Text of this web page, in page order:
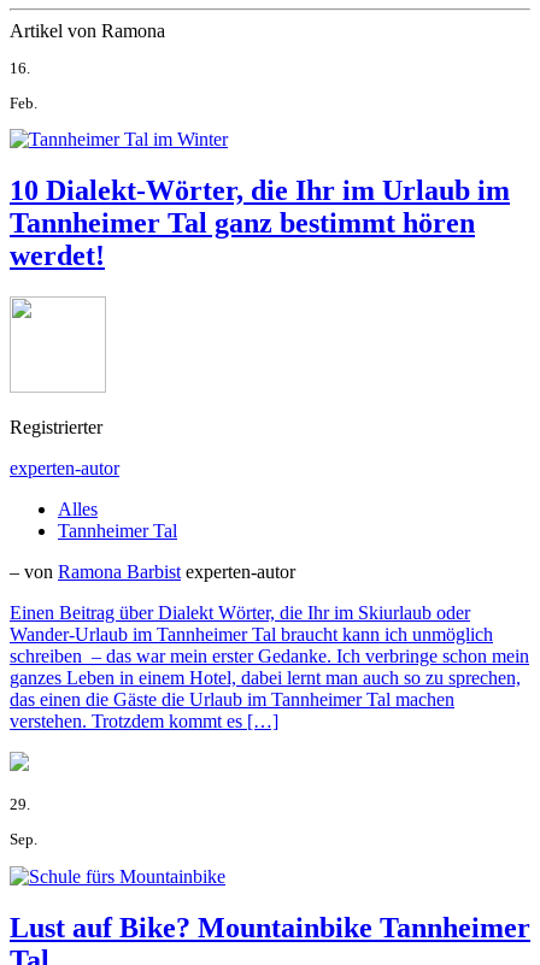
Artikel von Ramona
16.
Feb.
10 Dialekt-Wörter, die Ihr im Urlaub im
Tannheimer Tal ganz bestimmt hören
werdet!
Registrierter
experten-autor
Alles
Tannheimer Tal
– von Ramona Barbist experten-autor
Einen Beitrag über Dialekt Wörter, die Ihr im Skiurlaub oder
Wander-Urlaub im Tannheimer Tal braucht kann ich unmöglich
schreiben – das war mein erster Gedanke. Ich verbringe schon mein
ganzes Leben in einem Hotel, dabei lernt man auch so zu sprechen,
das einen die Gäste die Urlaub im Tannheimer Tal machen
verstehen. Trotzdem kommt es […]
29.
Sep.
Lust auf Bike? Mountainbike Tannheimer